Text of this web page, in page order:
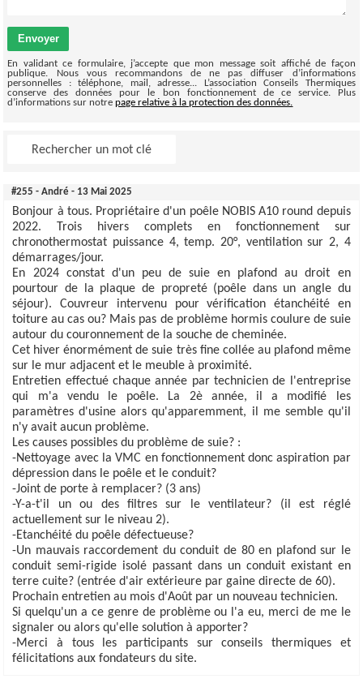
Envoyer
En validant ce formulaire, j’accepte que mon message soit affiché de façon
publique. Nous vous recommandons de ne pas diffuser d’informations
personnelles : téléphone, mail, adresse... L’association Conseils Thermiques
conserve des données pour le bon fonctionnement de ce service. Plus
d’informations sur notrepage relative à la protection des données.
#255 - André - 13 Mai 2025
Bonjour à tous. Propriétaire d'un poêle NOBIS A10 round depuis
2022. Trois hivers complets en fonctionnement sur
chronothermostat puissance 4, temp. 20°, ventilation sur 2, 4
démarrages/jour.
En 2024 constat d'un peu de suie en plafond au droit en
pourtour de la plaque de propreté (poêle dans un angle du
séjour). Couvreur intervenu pour vérification étanchéité en
toiture au cas ou? Mais pas de problème hormis coulure de suie
autour du couronnement de la souche de cheminée.
Cet hiver énormément de suie très fine collée au plafond même
sur le mur adjacent et le meuble à proximité.
Entretien effectué chaque année par technicien de l'entreprise
qui m'a vendu le poêle. La 2è année, il a modifié les
paramètres d'usine alors qu'apparemment, il me semble qu'il
n'y avait aucun problème.
Les causes possibles du problème de suie? :
-Nettoyage avec la VMC en fonctionnement donc aspiration par
dépression dans le poêle et le conduit?
-Joint de porte à remplacer? (3 ans)
-Y-a-t'il un ou des filtres sur le ventilateur? (il est réglé
actuellement sur le niveau 2).
-Etanchéité du poêle défectueuse?
-Un mauvais raccordement du conduit de 80 en plafond sur le
conduit semi-rigide isolé passant dans un conduit existant en
terre cuite? (entrée d'air extérieure par gaine directe de 60).
Prochain entretien au mois d'Août par un nouveau technicien.
Si quelqu'un a ce genre de problème ou l'a eu, merci de me le
signaler ou alors qu'elle solution à apporter?
-Merci à tous les participants sur conseils thermiques et
félicitations aux fondateurs du site.